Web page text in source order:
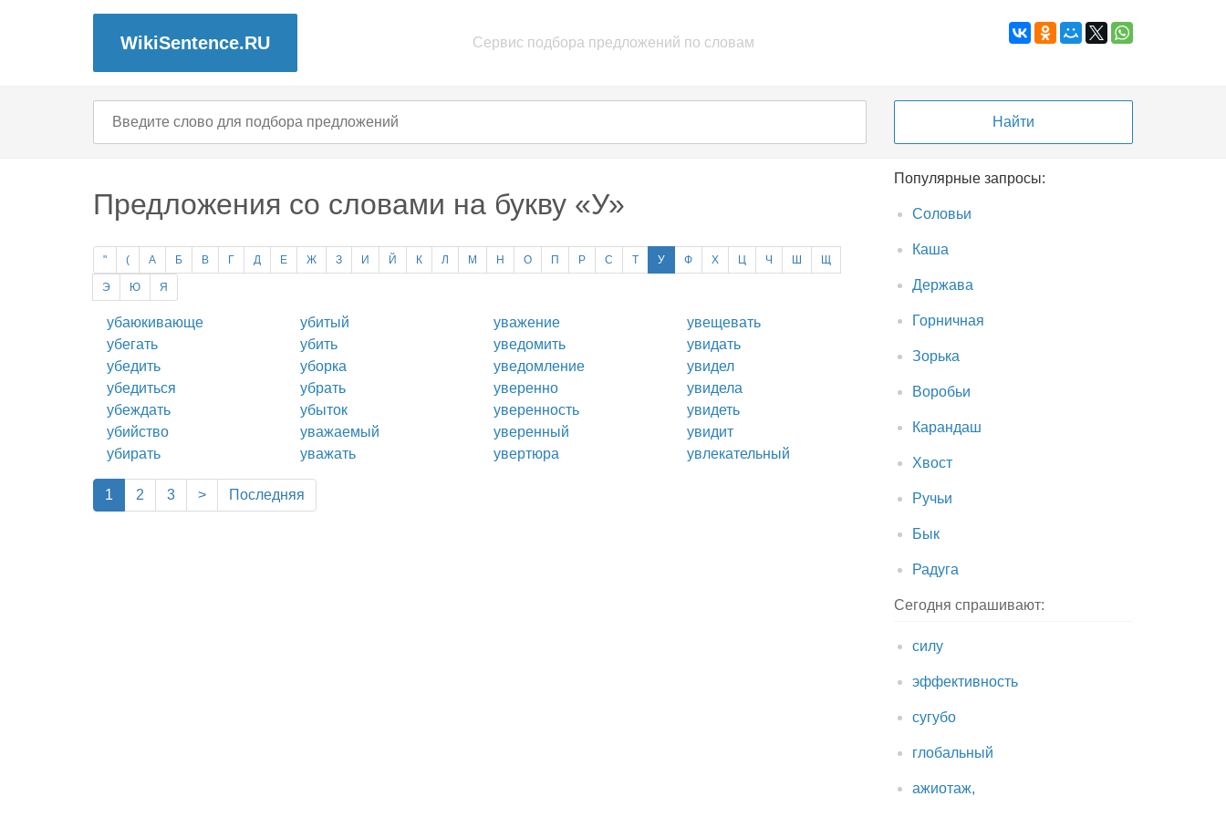
WikiSentence.RU Сервис подбора предложений по словам
Предложения со словами на букву «У»
" ( А Б В Г Д Е Ж З И Й К Л М Н О П Р С Т У Ф Х Ц Ч Ш Щ
Э Ю Я
убаюкивающе
убегать
убедить
убедиться
убеждать
убийство
убирать
убитый
убить
уборка
убрать
убыток
уважаемый
уважать
уважение
уведомить
уведомление
уверенно
уверенность
уверенный
увертюра
увещевать
увидать
увидел
увидела
увидеть
увидит
увлекательный
1 (current)
2 3 > Последняя
Популярные запросы:
Соловьи
Каша
Держава
Горничная
Зорька
Воробьи
Карандаш
Хвост
Ручьи
Бык
Радуга
Сегодня спрашивают:
силу
эффективность
сугубо
глобальный
ажиотаж,